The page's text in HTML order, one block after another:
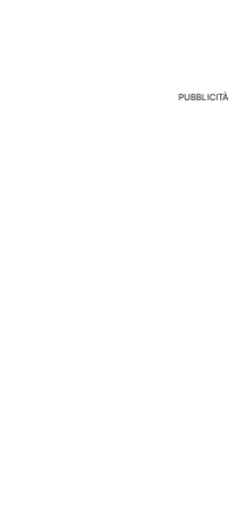
PUBBLICITÀ